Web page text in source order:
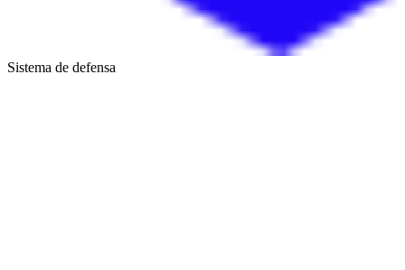
Sistema de defensa